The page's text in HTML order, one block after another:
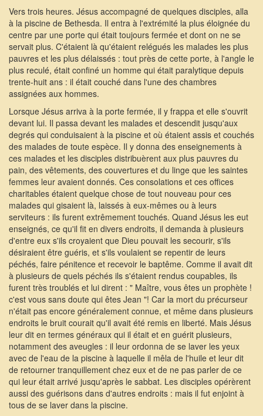
Vers trois heures. Jésus accompagné de quelques disciples, alla
à la piscine de Bethesda. Il entra à l'extrémité la plus éloignée du
centre par une porte qui était toujours fermée et dont on ne se
servait plus. C'étaient là qu'étaient relégués les malades les plus
pauvres et les plus délaissés : tout près de cette porte, à l'angle le
plus reculé, était confiné un homme qui était paralytique depuis
trente-huit ans : il était couché dans l'une des chambres
assignées aux hommes.
Lorsque Jésus arriva à la porte fermée, il y frappa et elle s'ouvrit
devant lui. Il passa devant les malades et descendit jusqu'aux
degrés qui conduisaient à la piscine et où étaient assis et couchés
des malades de toute espèce. Il y donna des enseignements à
ces malades et les disciples distribuèrent aux plus pauvres du
pain, des vêtements, des couvertures et du linge que les saintes
femmes leur avaient donnés. Ces consolations et ces offices
charitables étaient quelque chose de tout nouveau pour ces
malades qui gisaient là, laissés à eux-mêmes ou à leurs
serviteurs : ils furent extrêmement touchés. Quand Jésus les eut
enseignés, ce qu'il fit en divers endroits, il demanda à plusieurs
d'entre eux s'ils croyaient que Dieu pouvait les secourir, s'ils
désiraient être guéris, et s'ils voulaient se repentir de leurs
péchés, faire pénitence et recevoir le baptême. Comme il avait dit
à plusieurs de quels péchés ils s'étaient rendus coupables, ils
furent très troublés et lui dirent : " Maître, vous êtes un prophète !
c'est vous sans doute qui êtes Jean "! Car la mort du précurseur
n'était pas encore généralement connue, et même dans plusieurs
endroits le bruit courait qu'il avait été remis en liberté. Mais Jésus
leur dit en termes généraux qui il était et en guérit plusieurs,
notamment des aveugles : il leur ordonna de se laver les yeux
avec de l'eau de la piscine à laquelle il mêla de l'huile et leur dit
de retourner tranquillement chez eux et de ne pas parler de ce
qui leur était arrivé jusqu'après le sabbat. Les disciples opérèrent
aussi des guérisons dans d'autres endroits : mais il fut enjoint à
tous de se laver dans la piscine.